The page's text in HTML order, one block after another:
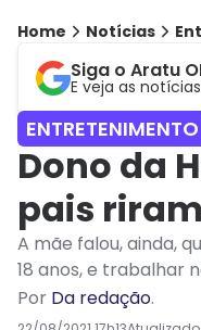
Home Notícias
Siga o Aratu
E veja as
ENTRETENIMENTO
Dono da
pais
A mãe falou, ainda,
18 anos, e trabalhar
Por Da redação.